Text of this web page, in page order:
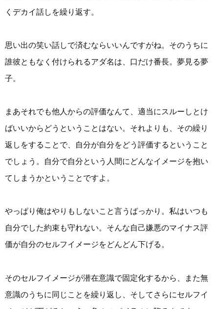
くデカイ話しを繰り返す。
思い出の笑い話しで済むならいいんですがね。そのうちに
誰彼ともなく付けられるアダ名は、口だけ番長。夢見る夢
子。
まあそれでも他人からの評価なんて、適当にスルーしとけ
ばいいからどうということはない。それよりも、その繰り
返しをすることで、自分が自分をどう評価するということ
でしょう。自分で自分という人間にどんなイメージを抱い
てしまうかということですよ。
やっぱり俺はやりもしないこと言うばっかり。私はいつも
自分でした約束も守れない。そんな自己嫌悪のマイナス評
価が自分のセルフイメージをどんどん下げる。
そのセルフイメージが潜在意識で固定化するから、また無
意識のうちに同じことを繰り返し、そしてさらにセルフイ